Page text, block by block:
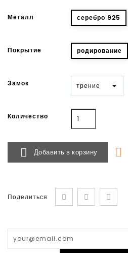
Металл серебро 925
Покрытие родирование
Замок
Количество
 Добавить в корзину 
Поделиться